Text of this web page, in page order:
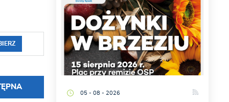
05 - 08 - 2026